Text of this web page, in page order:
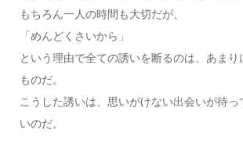
もちろん一人の時間も大切だが、
「めんどくさいから」
という理由で全ての誘いを断るのは、あまり
ものだ。
こうした誘いは、思いがけない出会いが待っ
いのだ。